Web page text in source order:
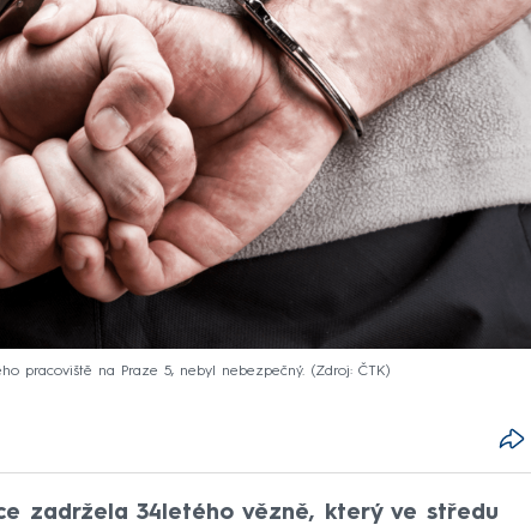
pracoviště na Praze 5, nebyl nebezpečný. Zdroj: ČTK
zadržela 34letého vězně, který ve středu